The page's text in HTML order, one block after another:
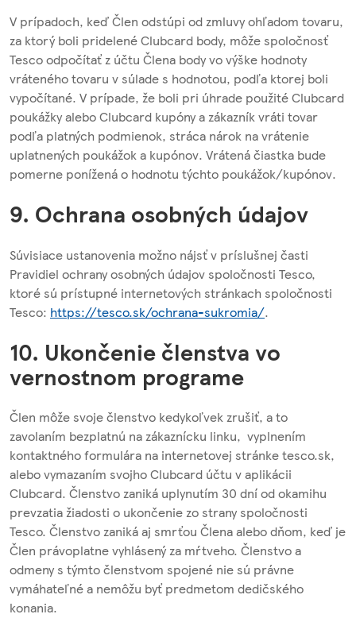
V prípadoch, keď Člen odstúpi od zmluvy ohľadom tovaru,
za ktorý boli pridelené Clubcard body, môže spoločnosť
Tesco odpočítať z účtu Člena body vo výške hodnoty
vráteného tovaru v súlade s hodnotou, podľa ktorej boli
vypočítané. V prípade, že boli pri úhrade použité Clubcard
poukážky alebo Clubcard kupóny a zákazník vráti tovar
podľa platných podmienok, stráca nárok na vrátenie
uplatnených poukážok a kupónov. Vrátená čiastka bude
pomerne ponížená o hodnotu týchto poukážok/kupónov.
9. Ochrana osobných údajov
Súvisiace ustanovenia možno nájsť v príslušnej časti
Pravidiel ochrany osobných údajov spoločnosti Tesco,
ktoré sú prístupné internetových stránkach spoločnosti
Tesco: https://tesco.sk/ochrana-sukromia/.
10. Ukončenie členstva vo
vernostnom programe
Člen môže svoje členstvo kedykoľvek zrušiť, a to
zavolaním bezplatnú na zákaznícku linku, vyplnením
kontaktného formulára na internetovej stránke tesco.sk,
alebo vymazaním svojho Clubcard účtu v aplikácii
Clubcard. Členstvo zaniká uplynutím 30 dní od okamihu
prevzatia žiadosti o ukončenie zo strany spoločnosti
Tesco. Členstvo zaniká aj smrťou Člena alebo dňom, keď je
Člen právoplatne vyhlásený za mŕtveho. Členstvo a
odmeny s týmto členstvom spojené nie sú právne
vymáhateľné a nemôžu byť predmetom dedičského
konania.